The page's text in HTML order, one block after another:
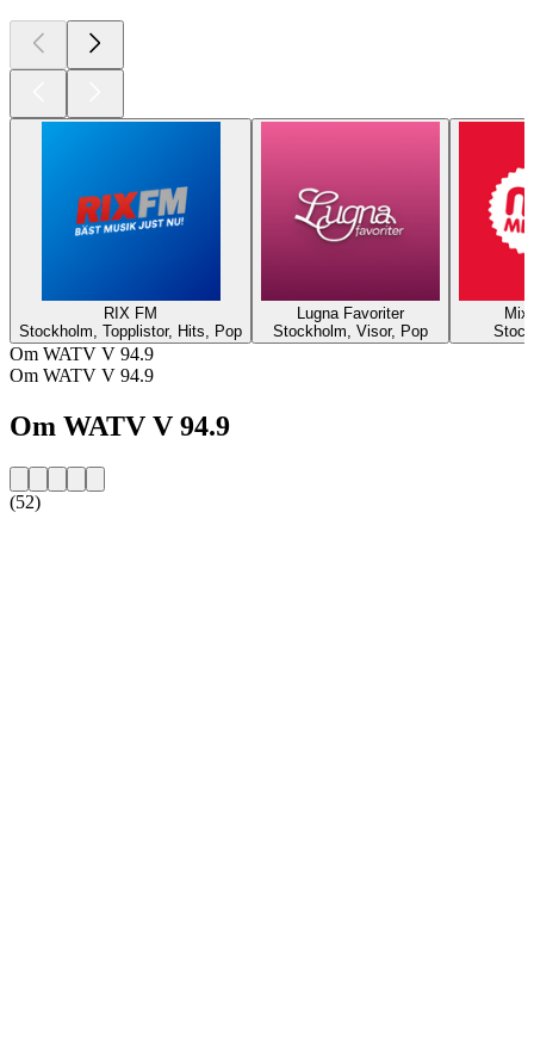
RIX FM
Stockholm, Topplistor, Hits, Pop
Lugna Favoriter
Stockholm, Visor, Pop
Mix
Om WATV V 94.9
Om WATV V 94.9
Om WATV V 94.9
(52)